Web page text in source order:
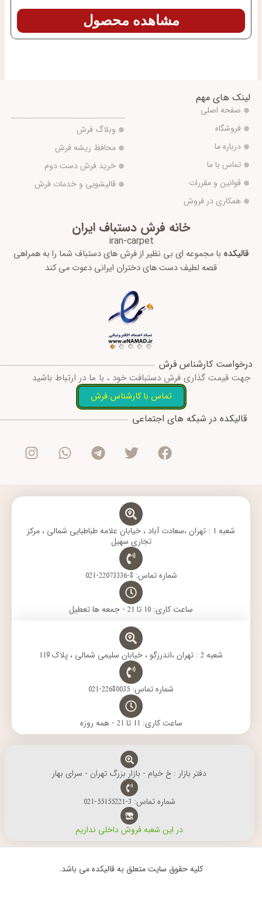
مشاهده محصول
لینک های مهم
صفحه اصلی
فروشگاه
درباره ما
تماس با ما
قوانین و مقررات
همکاری در فروش
وبلاگ فرش
محافظ ریشه فرش
خرید فرش دست دوم
قالیشویی و خدمات فرش
خانه فرش دستباف ایران
iran-carpet
قالیکده با مجموعه ای بی نظیر از فرش های دستباف شما را به همراهی
قصه لطیف دست های دختران ایرانی دعوت می کند
درخواست کارشناس فرش
جهت قیمت گذاری فرش دستبافت خود ، با ما در ارتباط باشید
تماس با کارشناس فرش
قالیکده در شبکه های اجتماعی
F
c
e
o
T
i
t
e
r
T
l
e
r
W
a
t
a
I
s
t
g
m
شعبه 1 : تهران ،سعادت آباد ، خیابان علامه طباطبایی شمالی ، مرکز
تجاری سهیل
شماره تماس: 8-22073336-021
ساعت کاری: 10 تا 21 - جمعه ها تعطیل
شعبه 2 : تهران ،اندرزگو ، خیابان سلیمی شمالی ، پلاک 119
شماره تماس: 22680035-021
ساعت کاری: 11 تا 21 - همه روزه
دفتر بازار : خ خیام - بازار بزرگ تهران - سرای بهار
شماره تماس: 3-55155221-021
در این شعبه فروش داخلی نداریم
کلیه حقوق سایت متعلق به قالیکده می باشد.